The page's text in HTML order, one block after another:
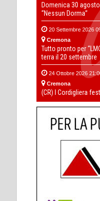
Domenica 30
“Nessun Dorma”
20 Settembre 2026
Cremona
Tutto pronto per
terra il 20 settembre
24 Ottobre 2026
Cremona
(CR) I Cordigliera